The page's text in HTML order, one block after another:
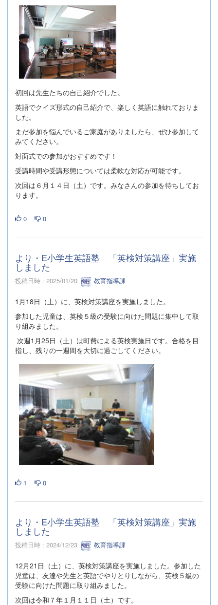
初回は先生たちの自己紹介でした。
英語でクイズ形式の自己紹介で、楽しく英語に触れておりま
した。
まだ参加を悩んでいるご家庭がありましたら、ぜひ参加して
みてください。
対面式での参加がおすすめです！
受講時間や受講形態については柔軟な対応が可能です。
次回は６月１４日（土）です。みなさんの参加を待ちしてお
ります。
0 0
より・E小学生英語塾 「英検対策講座」実施
しました
投稿日時 : 2025/01/20 教育指導課
1月18日（土）に、英検対策講座を実施しました。
参加した児童は、英検５級の受験に向けた問題に集中して取
り組みました。
次週1月25日（土）は町費による英検実施日です。合格を目
指し、残りの一週間を大切に過ごしてください。
1 0
より・E小学生英語塾 「英検対策講座」実施
しました
投稿日時 : 2024/12/23 教育指導課
12月21日（土）に、英検対策講座を実施しました。参加した
児童は、友達や先生と英語でやりとりしながら、英検５級の
受験に向けた問題に取り組みました。
次回は令和７年１月１１日（土）です。